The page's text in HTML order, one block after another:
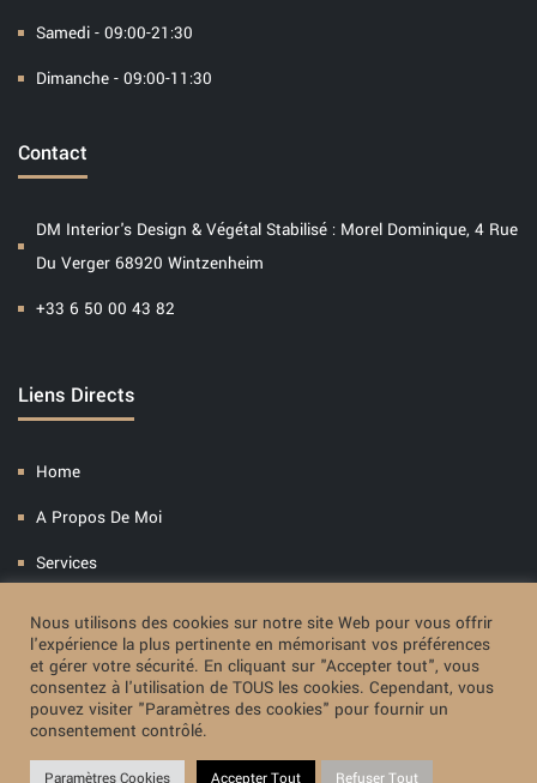
Samedi - 09:00-21:30
Dimanche - 09:00-11:30
Contact
DM Interior's Design & Végétal Stabilisé : Morel Dominique, 4 Rue
Du Verger 68920 Wintzenheim
+33 6 50 00 43 82
Liens Directs
Home
A Propos De Moi
Services
Blog
Copyright © 2020 DominiqueMorel. All Right Reserved.
Nous utilisons des cookies sur notre site Web pour vous offrir
l'expérience la plus pertinente en mémorisant vos préférences
et gérer votre sécurité. En cliquant sur "Accepter tout", vous
consentez à l'utilisation de TOUS les cookies. Cependant, vous
pouvez visiter "Paramètres des cookies" pour fournir un
consentement contrôlé.
Paramètres Cookies Accepter Tout Refuser Tout